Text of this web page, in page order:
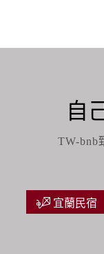
自
TW-bnb
宜蘭民宿